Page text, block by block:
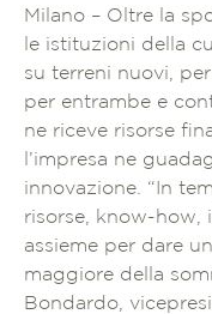
Milano – Oltre la
le istituzioni della
su terreni nuovi,
per entrambe e
ne riceve risorse
l’impresa ne
innovazione. “In
risorse, know-how,
assieme per dare
maggiore della
Bondardo,